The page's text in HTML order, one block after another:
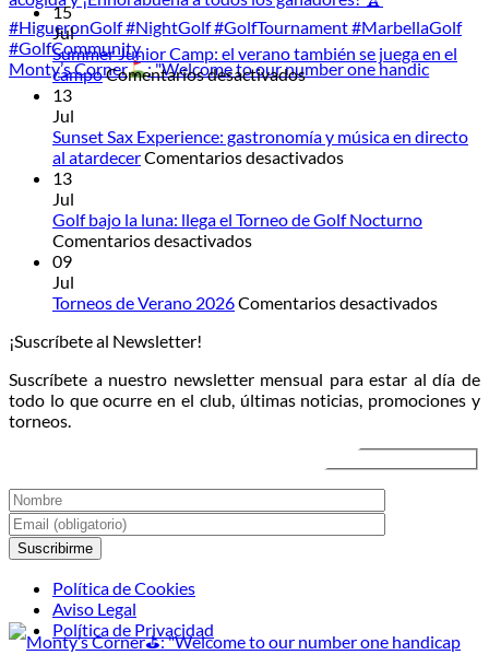
Monty’s Corner : "Welcome to our number one handic
15
Jul
Summer Junior Camp: el verano también se juega en el
campoComentarios desactivadosen
Camp:
el
se
campo
13
Jul
Sunset Sax Experience: gastronomía y música en directo
al atardecerComentarios desactivadosen
Experience:
en
13
Jul
Golf bajo la luna: llega el Torneo de Golf Nocturno
Comentarios desactivadosen
la
Torneo
de
09
Jul
Torneos de Verano 2026Comentarios desactivadosen
2026
¡Suscríbete al Newsletter!
Suscríbete a nuestro newsletter mensual para estar al día de
todo lo que ocurre en el club, últimas noticias, promociones y
torneos.
Política de Cookies
Aviso Legal
Política de Privacidad